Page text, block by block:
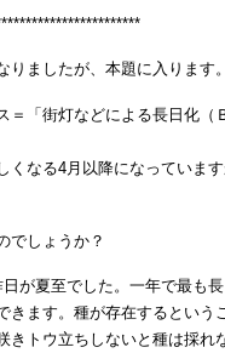
りましたが、本題に入ります
「街灯などによる長日化（
なる4月以降になっていま
でしょうか？
が夏至でした。一年で最も長
きます。種が存在するという
きトウ立ちしないと種は採れ